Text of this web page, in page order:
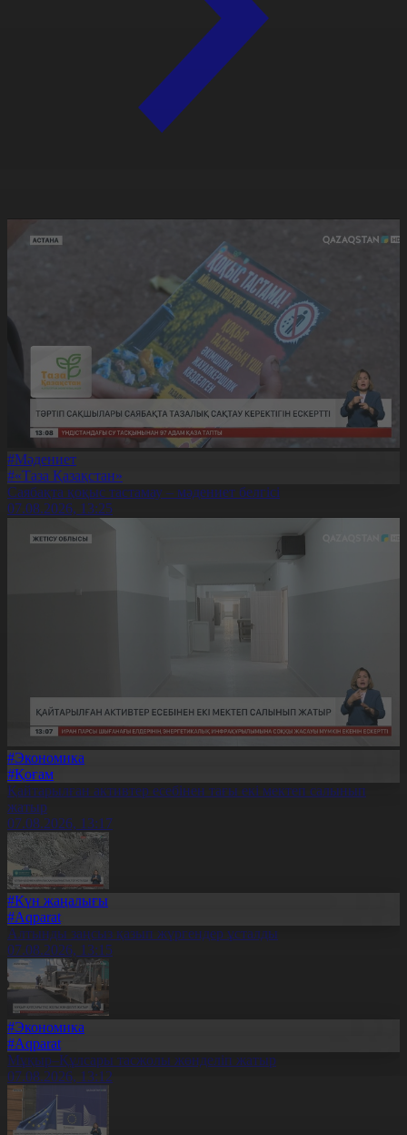
#Мәдениет
#«Таза Қазақстан»
Саябақта қоқыс тастамау – мәдениет белгісі
07.08.2026, 13:25
#Экономика
#Қоғам
Қайтарылған активтер есебінен тағы екі мектеп салынып
жатыр
07.08.2026, 13:17
#Күн жаңалығы
#Aqparat
Алтынды заңсыз қазып жүргендер ұсталды
07.08.2026, 13:15
#Экономика
#Aqparat
Мұқыр–Құлсары тасжолы жөнделіп жатыр
07.08.2026, 13:12